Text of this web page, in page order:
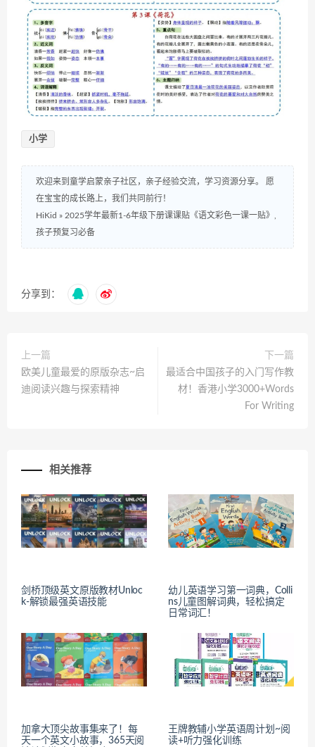
小学
欢迎来到童学启蒙亲子社区，亲子经验交流，学习资源分享。 愿
在宝宝的成长路上，我们共同前行！
HiKid » 2025学年最新1-6年级下册课课贴《语文彩色一课一贴》,
孩子预复习必备
分享到：
上一篇
欧美儿童最爱的原版杂志~启
迪阅读兴趣与探索精神
下一篇
最适合中国孩子的入门写作教
材！香港小学3000+Words
For Writing
相关推荐
剑桥顶级英文原版教材Unloc
k-解锁最强英语技能
幼儿英语学习第一词典，Colli
ns儿童图解词典，轻松搞定
日常词汇！
加拿大顶尖故事集来了！每
天一个英文小故事，365天阅
王牌教辅小学英语周计划~阅
读+听力强化训练